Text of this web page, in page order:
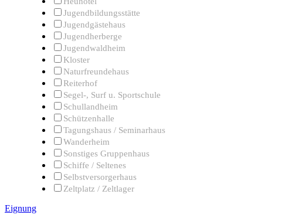
Jugendbildungsstätte
Jugendgästehaus
Jugendherberge
Jugendwaldheim
Kloster
Naturfreundehaus
Reiterhof
Segel-, Surf u. Sportschule
Schullandheim
Schützenhalle
Tagungshaus / Seminarhaus
Wanderheim
Sonstiges Gruppenhaus
Schiffe / Seltenes
Selbstversorgerhaus
Zeltplatz / Zeltlager
Eignung